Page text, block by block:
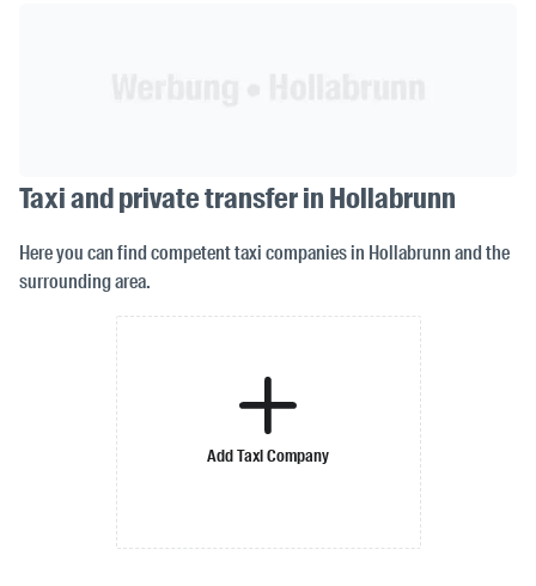
Taxi and private transfer in Hollabrunn
Here you can find competent taxi companies in Hollabrunn and the
surrounding area.
Add Taxi Company